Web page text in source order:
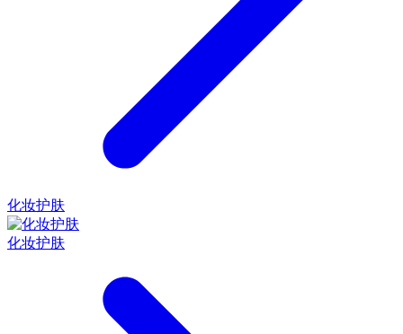
化妆护肤
化妆护肤